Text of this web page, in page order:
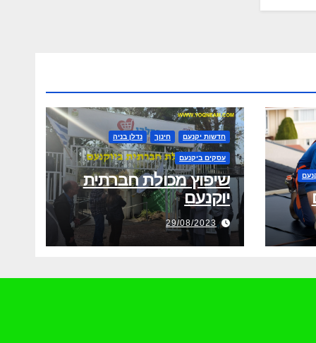
חדשות יקנעם חינוך נדלן בניה
עסקים ביקנעם
שיפוץ מכולת חברתית
יוקנעם
29/08/2023